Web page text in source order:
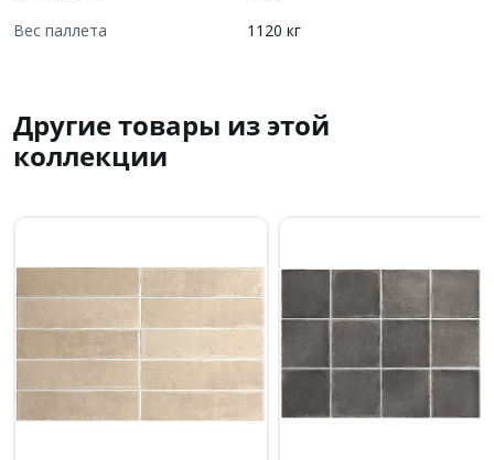
Вес паллета
1120 кг
Другие товары из этой
коллекции